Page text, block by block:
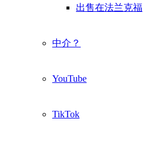
出售在法兰克福
中介？
YouTube
TikTok